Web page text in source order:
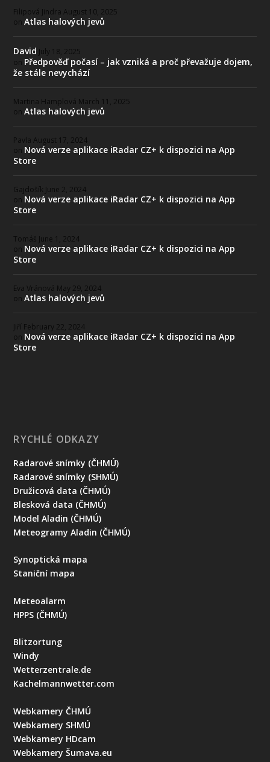
Filipová Jindra August 10, 2025
onAtlas halových jevů
David July 18, 2025
on Předpověď počasí – jak vzniká a proč převažuje dojem,
že stále nevychází
Martina Hamplová March 11, 2025
onAtlas halových jevů
Pavla August 17, 2024
on Nová verze aplikace iRadar CZ+ k dispozici na App
Store
Gajdošík June 2, 2024
on Nová verze aplikace iRadar CZ+ k dispozici na App
Store
Tomáš
June 1, 2024
on Nová verze aplikace iRadar CZ+ k dispozici na App
Store
Eva Vránová May 29, 2024
onAtlas halových jevů
Jiří February 22, 2024
on Nová verze aplikace iRadar CZ+ k dispozici na App
Store
RYCHLÉ ODKAZY
Radarové snímky (ČHMÚ)
Radarové snímky (SHMÚ)
Družicová data (ČHMÚ)
Blesková data (ČHMÚ)
Model Aladin (ČHMÚ)
Meteogramy Aladin (ČHMÚ)
Synoptická mapa
Staniční mapa
Meteoalarm
HPPS (ČHMÚ)
Blitzortung
Windy
Wetterzentrale.de
Kachelmannwetter.com
Webkamery ČHMÚ
Webkamery SHMÚ
Webkamery HDcam
Webkamery Šumava.eu